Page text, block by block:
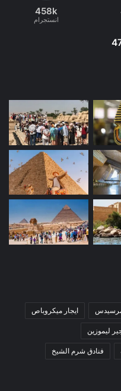
458k
انستجرام
مرسيدس ايجار ميكروباص
ليموزين
فنادق شرم الشيخ